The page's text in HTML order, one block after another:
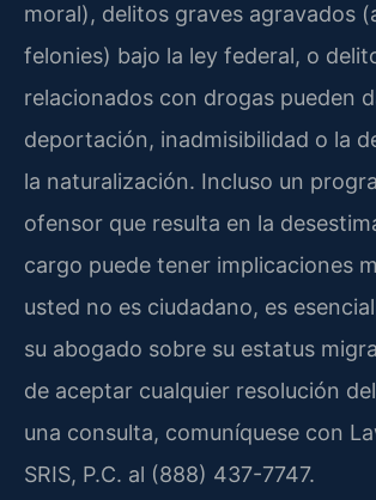
moral), delitos graves agravados
felonies) bajo la ley federal, o
relacionados con drogas pueden
deportación, inadmisibilidad o la
la naturalización. Incluso un
ofensor que resulta en la
cargo puede tener implicaciones
usted no es ciudadano, es
su abogado sobre su estatus
de aceptar cualquier resolución
una consulta, comuníquese con
SRIS, P.C. al (888) 437-7747.